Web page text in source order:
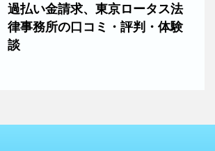
過払い金請求、東京ロータス法
律事務所の口コミ・評判・体験
談